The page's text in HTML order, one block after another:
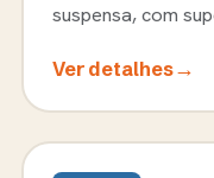
suspensa, com
Ver detalhes→